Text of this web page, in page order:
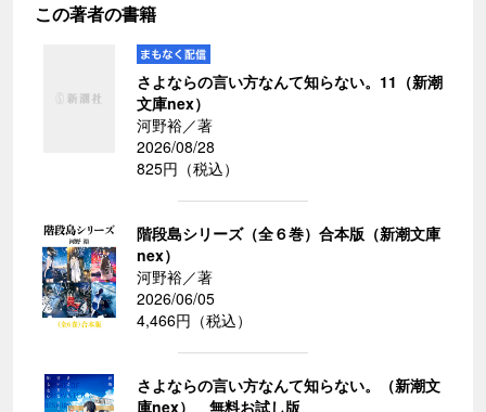
この著者の書籍
さよならの言い方なんて知らない。11（新潮
文庫nex）
河野裕／著
2026/08/28
825円（税込）
階段島シリーズ（全６巻）合本版（新潮文庫
nex）
河野裕／著
2026/06/05
4,466円（税込）
さよならの言い方なんて知らない。（新潮文
庫nex） 無料お試し版